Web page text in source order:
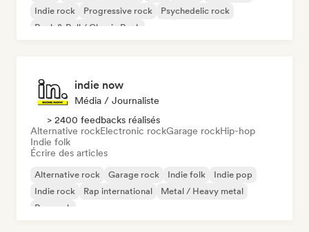
Indie rock
Progressive rock
Psychedelic rock
Rock & Roll / Classic Rock
indie now
Média / Journaliste
> 2400 feedbacks réalisés
Alternative rockElectronic rockGarage rockHip-hop
Indie folk
Écrire des articles
Alternative rock Garage rock Indie folk
Indie pop
Indie rock
Rap international
Metal / Heavy metal
Pop rock